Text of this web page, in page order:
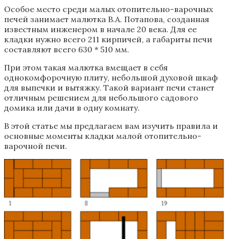
Особое место среди малых отопительно-варочных
печей занимает малютка В.А. Потапова, созданная
известным инженером в начале 20 века. Для ее
кладки нужно всего 211 кирпичей, а габариты печи
составляют всего 630 * 510 мм.
При этом такая малютка вмещает в себя
однокомфорочную плиту, небольшой духовой шкаф
для выпечки и вытяжку. Такой вариант печи станет
отличным решением для небольшого садового
домика или дачи в одну комнату.
В этой статье мы предлагаем вам изучить правила и
основные моменты кладки малой отопительно-
варочной печи.